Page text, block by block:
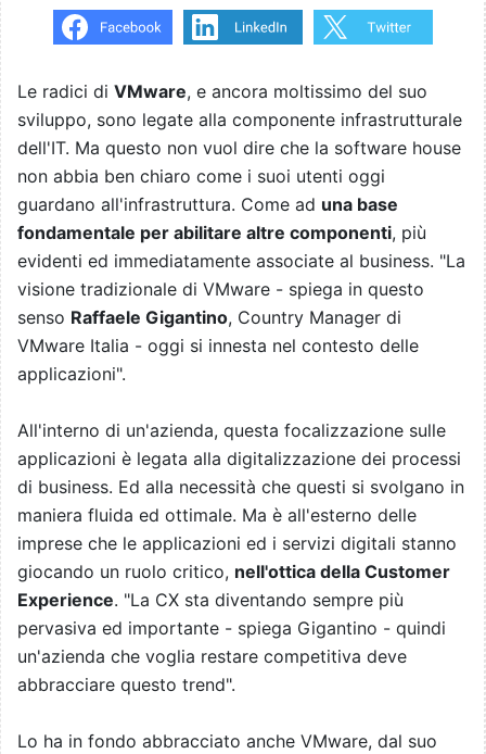
Le radici di VMware, e ancora moltissimo del suo
sviluppo, sono legate alla componente infrastrutturale
dell'IT. Ma questo non vuol dire che la software house
non abbia ben chiaro come i suoi utenti oggi
guardano all'infrastruttura. Come ad una base
fondamentale per abilitare altre componenti, più
evidenti ed immediatamente associate al business. "La
visione tradizionale di VMware - spiega in questo
senso Raffaele Gigantino, Country Manager di
VMware Italia - oggi si innesta nel contesto delle
applicazioni".
All'interno di un'azienda, questa focalizzazione sulle
applicazioni è legata alla digitalizzazione dei processi
di business. Ed alla necessità che questi si svolgano in
maniera fluida ed ottimale. Ma è all'esterno delle
imprese che le applicazioni ed i servizi digitali stanno
giocando un ruolo critico, nell'ottica della Customer
Experience. "La CX sta diventando sempre più
pervasiva ed importante - spiega Gigantino - quindi
un'azienda che voglia restare competitiva deve
abbracciare questo trend".
Lo ha in fondo abbracciato anche VMware, dal suo